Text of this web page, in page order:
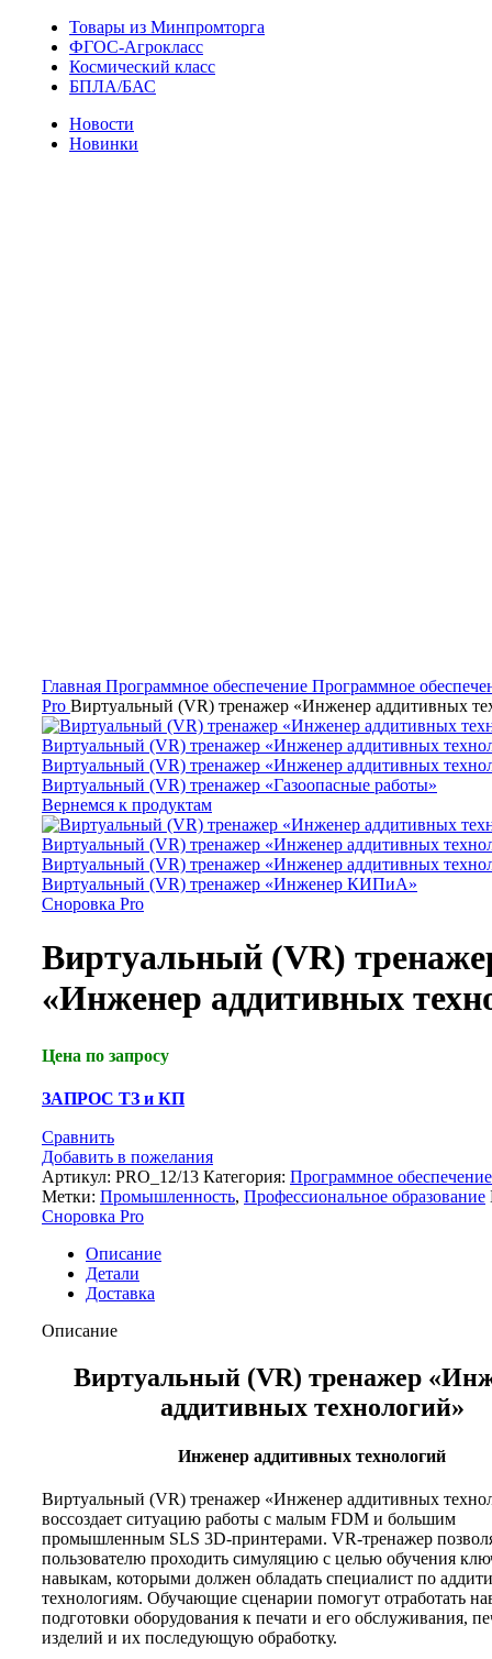
Товары из Минпромторга
ФГОС-Агрокласс
Космический класс
БПЛА/БАС
Новости
Новинки
Главная Программное обеспечение Программное
Pro Виртуальный (VR) тренажер «Инженер аддитивных
Виртуальный (VR) тренажер «Газоопасные работы»
Вернемся к продуктам
Виртуальный (VR) тренажер «Инженер КИПиА»
Сноровка Pro
Виртуальный (VR)
«Инженер аддитивных
Цена по запросу
ЗАПРОС ТЗ и КП
Сравнить
Добавить в пожелания
Артикул: PRO_12/13 Категория: Программное
Метки: Промышленность, Профессиональное образование
Сноровка Pro
Описание
Детали
Доставка
Описание
Виртуальный (VR) тренажер
аддитивных технологий»
Инженер аддитивных технологий
Виртуальный (VR) тренажер «Инженер аддитивных
воссоздает ситуацию работы с малым FDM и большим
промышленным SLS 3D-принтерами. VR-тренажер
пользователю проходить симуляцию с целью обучения
навыкам, которыми должен обладать специалист по
технологиям. Обучающие сценарии помогут отработать
подготовки оборудования к печати и его обслуживания,
изделий и их последующую обработку.